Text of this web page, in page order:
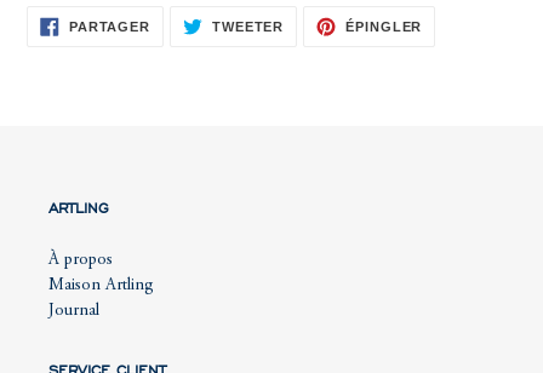
PARTAGER PARTAGERTWEETER TWEETERÉPINGLER
ARTLING
À propos
Maison Artling
Journal